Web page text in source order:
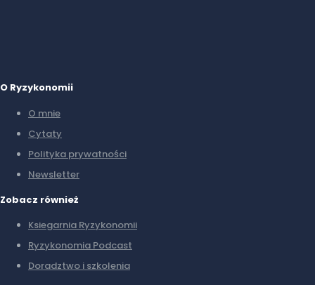
O Ryzykonomii
O mnie
Cytaty
Polityka prywatności
Newsletter
Zobacz również
Ksiegarnia Ryzykonomii
Ryzykonomia Podcast
Doradztwo i szkolenia